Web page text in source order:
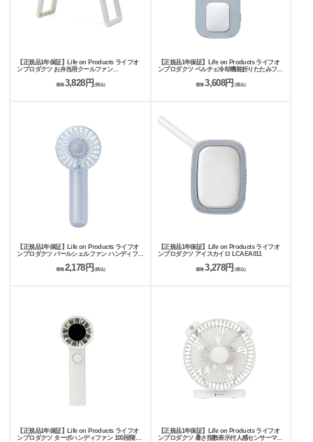
【正規品1年保証】Life on Products ライフオ
ンプロダクツ お弁当用クールファン
価格 3,828円 (税込)
【正規品1年保証】Life on Products ライフオ
ンプロダクツ ペルチェ冷却機能折りたたみファ
価格3,608円 (税込)
【正規品1年保証】Life on Products ライフオ
ンプロダクツ パールシェルファン ハンディファ
価格 2,178円 (税込)
【正規品1年保証】Life on Products ライフオ
ンプロダクツ アイスカイロ LCAEA011
価格3,278円 (税込)
【正規品1年保証】Life on Products ライフオ
ンプロダクツ ターボハンディファン 100段階ダ
【正規品1年保証】Life on Products ライフオ
ンプロダクツ 暑さ指数表示付人感センサーマグ